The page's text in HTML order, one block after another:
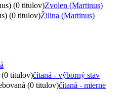
(0 titulov)Zvolen (Martinus)
(0 titulov)Žilina (Martinus)
(0 titulov)čítaná - výborný stav
(0 titulov)čítaná - mierne